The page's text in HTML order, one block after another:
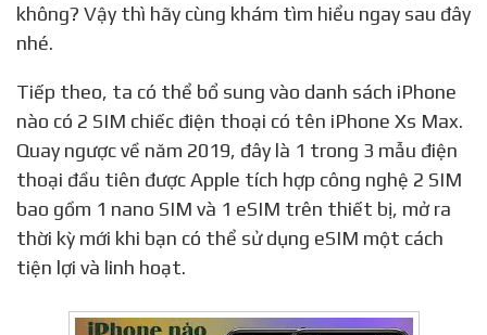
không? Vậy thì hãy cùng khám tìm hiểu ngay sau đây
nhé.
Tiếp theo, ta có thể bổ sung vào danh sách iPhone
nào có 2 SIM chiếc điện thoại có tên iPhone Xs Max.
Quay ngược về năm 2019, đây là 1 trong 3 mẫu điện
thoại đầu tiên được Apple tích hợp công nghệ 2 SIM
bao gồm 1 nano SIM và 1 eSIM trên thiết bị, mở ra
thời kỳ mới khi bạn có thể sử dụng eSIM một cách
tiện lợi và linh hoạt.